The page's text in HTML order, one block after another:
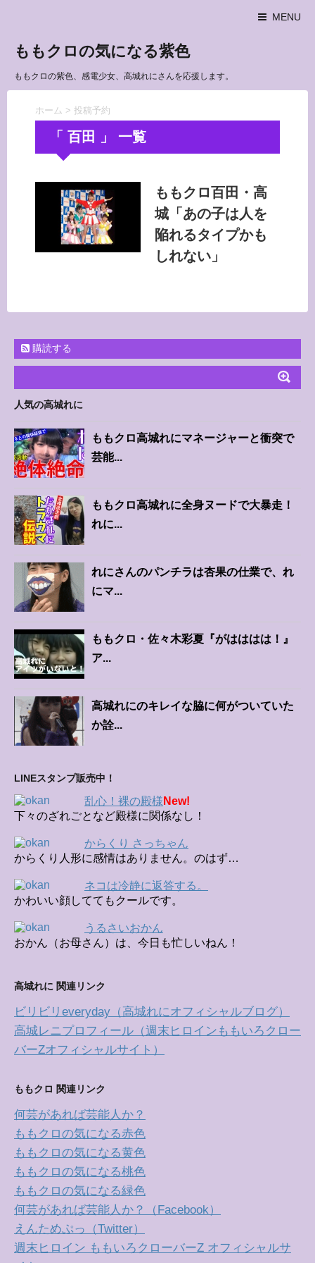
MENU
ももクロの気になる紫色
ももクロの紫色、感電少女、高城れにさんを応援します。
ホーム > 投稿予約
「 百田 」 一覧
ももクロ百田・高
城「あの子は人を
陥れるタイプかも
しれない」
購読する
人気の高城れに
ももクロ高城れにマネージャーと衝突で
芸能...
ももクロ高城れに全身ヌードで大暴走！
れに...
れにさんのパンチラは杏果の仕業で、れ
にマ...
ももクロ・佐々木彩夏『がはははは！』
ア...
高城れにのキレイな脇に何がついていた
か詮...
LINEスタンプ販売中！
乱心！裸の殿様 New!
下々のざれごとなど殿様に関係なし！
からくり さっちゃん
からくり人形に感情はありません。のはず…
ネコは冷静に返答する。
かわいい顔しててもクールです。
うるさいおかん
おかん（お母さん）は、今日も忙しいねん！
高城れに 関連リンク
ビリビリeveryday（高城れにオフィシャルブログ）
高城レニプロフィール（週末ヒロインももいろクロー
バーZオフィシャルサイト）
ももクロ 関連リンク
何芸があれば芸能人か？
ももクロの気になる赤色
ももクロの気になる黄色
ももクロの気になる桃色
ももクロの気になる緑色
何芸があれば芸能人か？（Facebook）
えんためぷっ（Twitter）
週末ヒロイン ももいろクローバーZ オフィシャルサ